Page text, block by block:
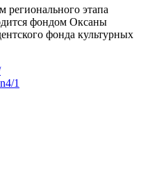
регионального этапа
фондом Оксаны
фонда культурных
1